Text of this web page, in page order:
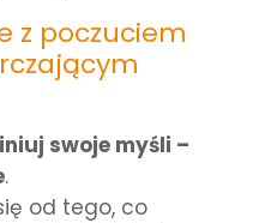
z poczuciem
swoje myśli –
.
od tego, co